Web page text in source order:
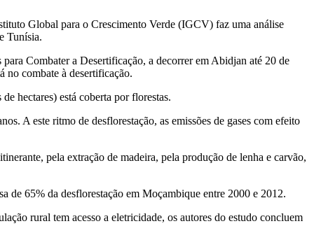
Global para o Crescimento Verde (IGCV) faz uma análise
Tunísia.
Combater a Desertificação, a decorrer em Abidjan até 20 de
combate à desertificação.
hectares) está coberta por florestas.
A este ritmo de desflorestação, as emissões de gases com efeito
pela extração de madeira, pela produção de lenha e carvão,
de 65% da desflorestação em Moçambique entre 2000 e 2012.
rural tem acesso a eletricidade, os autores do estudo concluem